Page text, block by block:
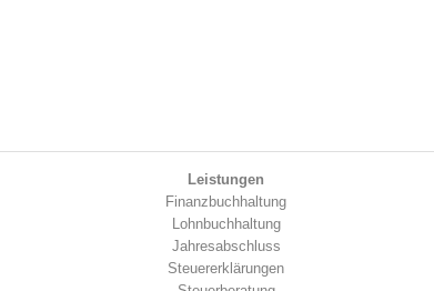
Leistungen
Finanzbuchhaltung
Lohnbuchhaltung
Jahresabschluss
Steuererklärungen